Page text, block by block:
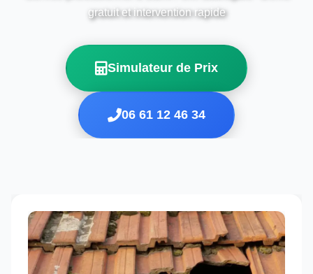
gratuit et intervention rapide
Simulateur de Prix
06 61 12 46 34